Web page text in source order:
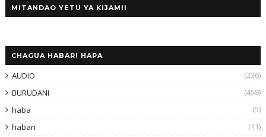
MITANDAO YETU YA KIJAMII
CHAGUA HABARI HAPA
AUDIO
(236)
BURUDANI
(458)
haba
(5)
habari
(11)